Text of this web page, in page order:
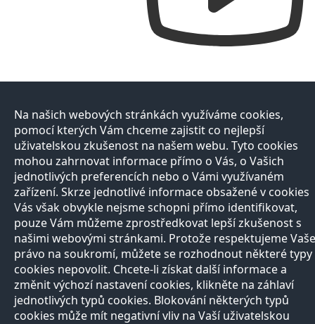
Na našich webových stránkách využíváme cookies,
pomocí kterých Vám chceme zajistit co nejlepší
uživatelskou zkušenost na našem webu. Tyto cookies
mohou zahrnovat informace přímo o Vás, o Vašich
jednotlivých preferencích nebo o Vámi využívaném
zařízení. Skrze jednotlivé informace obsažené v cookies
Vás však obvykle nejsme schopni přímo identifikovat,
pouze Vám můžeme zprostředkovat lepší zkušenost s
našimi webovými stránkami. Protože respektujeme Vaše
právo na soukromí, můžete se rozhodnout některé typy
cookies nepovolit. Chcete-li získat další informace a
změnit výchozí nastavení cookies, klikněte na záhlaví
jednotlivých typů cookies. Blokování některých typů
cookies může mít negativní vliv na Vaší uživatelskou